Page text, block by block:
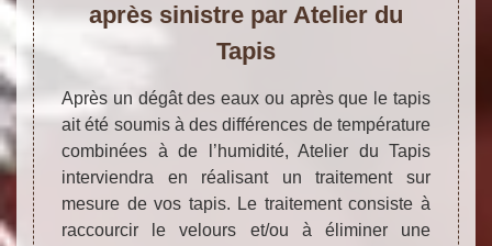
après sinistre par Atelier du
Tapis
Après un dégât des eaux ou après que le tapis
ait été soumis à des différences de température
combinées à de l’humidité, Atelier du Tapis
interviendra en réalisant un traitement sur
mesure de vos tapis. Le traitement consiste à
raccourcir le velours et/ou à éliminer une